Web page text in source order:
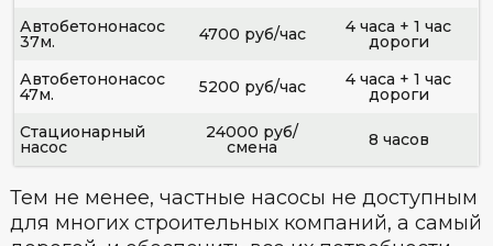
Автобетононасос
37м. 4700 руб/час 4 часа + 1 час
дороги
Автобетононасос
47м. 5200 руб/час 4 часа + 1 час
дороги
Стационарный
насос
24000 руб/
смена 8 часов
Тем не менее, частные насосы не доступным
для многих строительных компаний, а самый